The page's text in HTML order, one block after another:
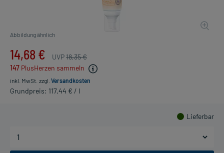
Abbildung ähnlich
14,68 € UVP18,35 €
147 PlusHerzen sammeln
inkl. MwSt. zzgl. Versandkosten
Grundpreis: 117,44 € / l
Lieferbar